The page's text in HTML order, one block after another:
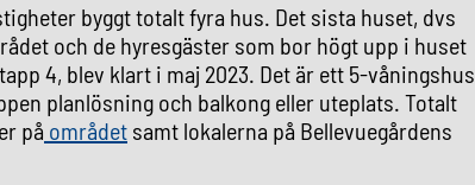
byggt totalt fyra hus. Det sista huset, dvs
och de hyresgäster som bor högt upp i huset
4, blev klart i maj 2023. Det är ett 5-våningshus
planlösning och balkong eller uteplats. Totalt
på området samt lokalerna på Bellevuegårdens